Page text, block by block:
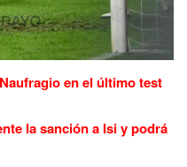
en el último test
la sanción a Isi y podrá